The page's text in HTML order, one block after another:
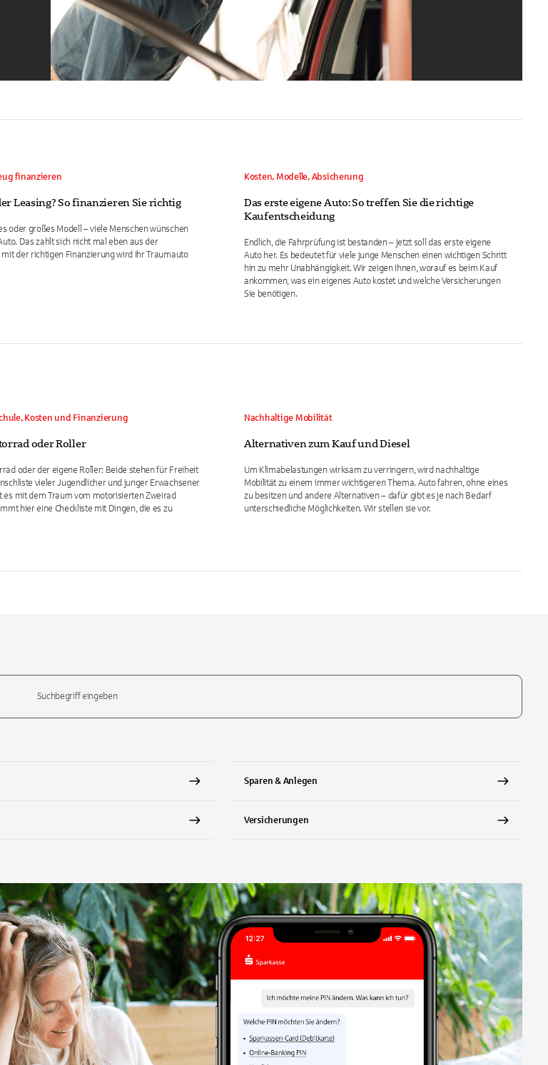
finanzieren
Leasing? So finanzieren Sie richtig
oder großes Modell – viele Menschen wünschen
Das zahlt sich nicht mal eben aus der
mit der richtigen Finanzierung wird Ihr Traumauto
Kosten, Modelle, Absicherung
Das erste eigene Auto: So treffen Sie die richtige
Kaufentscheidung
Endlich, die Fahrprüfung ist bestanden – jetzt soll das erste eigene
Auto her. Es bedeutet für viele junge Menschen einen wichtigen Schritt
hin zu mehr Unabhängigkeit. Wir zeigen Ihnen, worauf es beim Kauf
ankommen, was ein eigenes Auto kostet und welche Versicherungen
Sie benötigen.
Kosten und Finanzierung
oder Roller
oder der eigene Roller: Beide stehen für Freiheit
vieler Jugendlicher und junger Erwachsener
es mit dem Traum vom motorisierten Zweirad
hier eine Checkliste mit Dingen, die es zu
Nachhaltige Mobilität
Alternativen zum Kauf und Diesel
Um Klimabelastungen wirksam zu verringern, wird nachhaltige
Mobilität zu einem immer wichtigeren Thema. Auto fahren, ohne eines
zu besitzen und andere Alternativen – dafür gibt es je nach Bedarf
unterschiedliche Möglichkeiten. Wir stellen sie vor.
Sparen & Anlegen
Versicherungen